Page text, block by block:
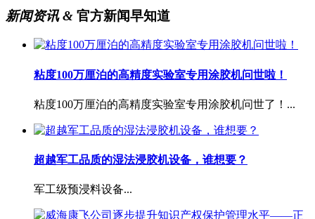
新闻资讯 & 官方新闻早知道
粘度100万厘泊的高精度实验室专用涂胶机问世啦！
粘度100万厘泊的高精度实验室专用涂胶机问世了！...
超越军工品质的湿法浸胶机设备，谁想要？
军工级预浸料设备...